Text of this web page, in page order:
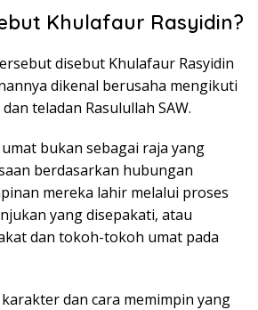
Khulafaur Rasyidin?
disebut Khulafaur Rasyidin
dikenal berusaha mengikuti
teladan Rasulullah SAW.
bukan sebagai raja yang
berdasarkan hubungan
mereka lahir melalui proses
yang disepakati, atau
dan tokoh-tokoh umat pada
dan cara memimpin yang